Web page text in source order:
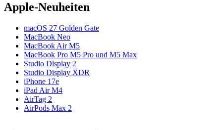
Apple-Neuheiten
macOS 27 Golden Gate
MacBook Neo
MacBook Air M5
MacBook Pro M5 Pro und M5 Max
Studio Display 2
Studio Display XDR
iPhone 17e
iPad Air M4
AirTag 2
AirPods Max 2